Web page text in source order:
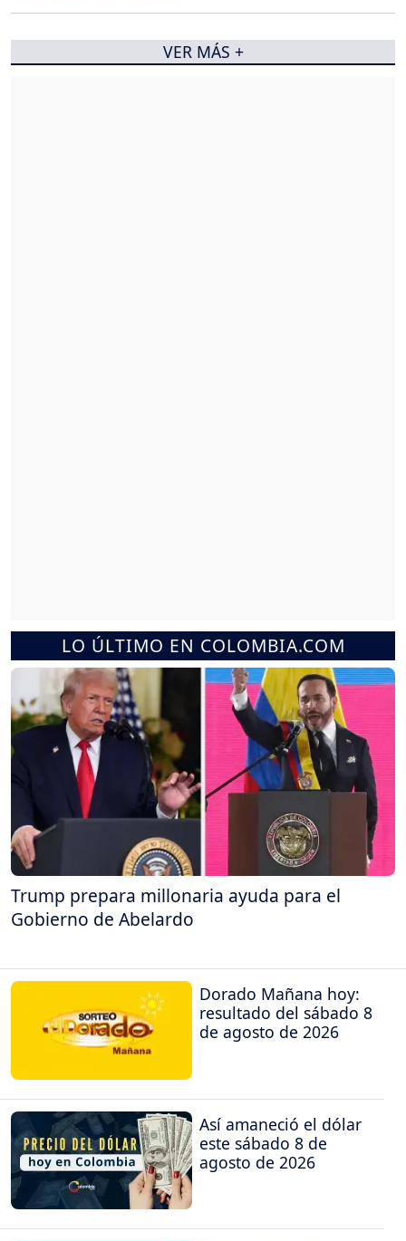
LO ÚLTIMO EN COLOMBIA.COM
Trump prepara millonaria ayuda para el
Gobierno de Abelardo
Dorado Mañana hoy:
resultado del sábado 8
de agosto de 2026
Así amaneció el dólar
este sábado 8 de
agosto de 2026
VER MÁS +